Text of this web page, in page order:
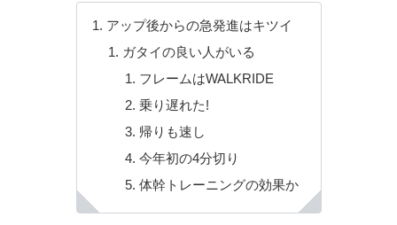
アップ後からの急発進はキツイ
ガタイの良い人がいる
フレームはWALKRIDE
乗り遅れた!
帰りも速し
今年初の4分切り
体幹トレーニングの効果か